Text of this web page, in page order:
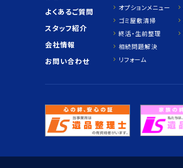
よくあるご質問
スタッフ紹介
会社情報
お問い合わせ
オプションメニュー
ゴミ屋敷清掃
終活・生前整理
相続問題解決
リフォーム